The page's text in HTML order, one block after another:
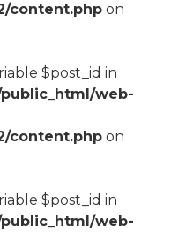
content.phpon
$post_id in
web-
content.phpon
$post_id in
web-